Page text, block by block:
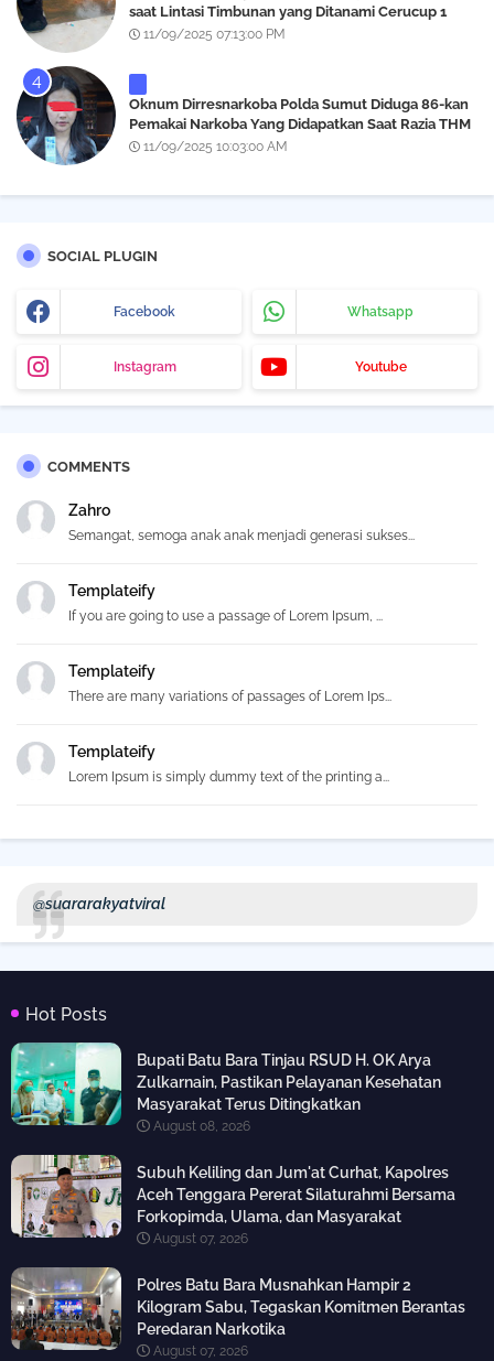
saat Lintasi Timbunan yang Ditanami Cerucup 1
Meter
11/09/2025 07:13:00 PM
Oknum Dirresnarkoba Polda Sumut Diduga 86-kan
Pemakai Narkoba Yang Didapatkan Saat Razia THM
Black Owl, Propam Diminta Bertindak
11/09/2025 10:03:00 AM
SOCIAL PLUGIN
Facebook Whatsapp
Instagram Youtube
COMMENTS
Zahro
Semangat, semoga anak anak menjadi generasi sukses...
Templateify
If you are going to use a passage of Lorem Ipsum, ...
Templateify
There are many variations of passages of Lorem Ips...
Templateify
Lorem Ipsum is simply dummy text of the printing a...
@suararakyatviral
Hot Posts
Bupati Batu Bara Tinjau RSUD H. OK Arya
Zulkarnain, Pastikan Pelayanan Kesehatan
Masyarakat Terus Ditingkatkan
August 08, 2026
Subuh Keliling dan Jum'at Curhat, Kapolres
Aceh Tenggara Pererat Silaturahmi Bersama
Forkopimda, Ulama, dan Masyarakat
August 07, 2026
Polres Batu Bara Musnahkan Hampir 2
Kilogram Sabu, Tegaskan Komitmen Berantas
Peredaran Narkotika
August 07, 2026